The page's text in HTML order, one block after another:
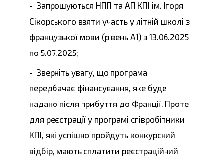
• Запрошуються НПП та АП КПІ ім. Ігоря
Сікорського взяти участь у літній школі з
французької мови (рівень А1) з 13.06.2025
по 5.07.2025;
• Зверніть увагу, що програма
передбачає фінансування, яке буде
надано після прибуття до Франції. Проте
для реєстрації у програмі співробітники
КПІ, які успішно пройдуть конкурсний
відбір, мають сплатити реєстраційний